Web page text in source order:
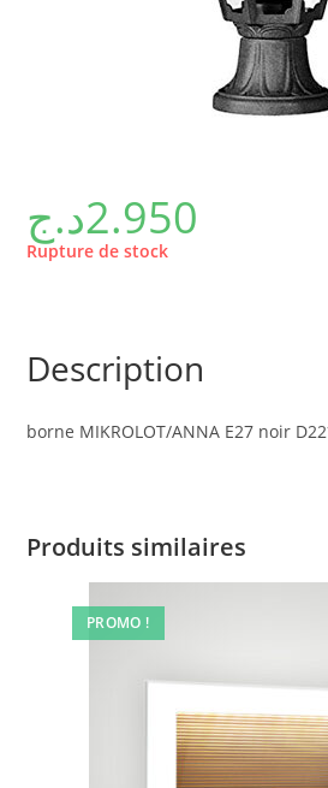
2.950د.ج
Rupture de stock
Description
borne MIKROLOT/ANNA E27 noir
Produits similaires
PROMO !